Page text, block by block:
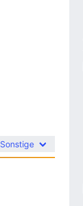
Sonstige